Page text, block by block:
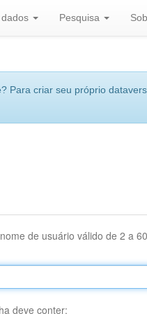
Pesquisa
Para criar seu próprio
de usuário válido de 2 a
deve conter: